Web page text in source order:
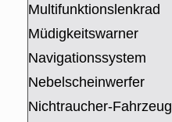
Multifunktionslenkrad
Müdigkeitswarner
Navigationssystem
Nebelscheinwerfer
Nichtraucher-Fahrzeug